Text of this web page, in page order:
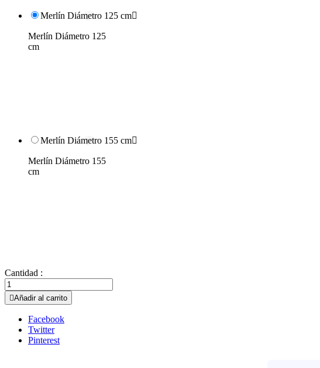
Merlín Diámetro 125 cm
Merlín Diámetro 125
cm
Merlín Diámetro 155 cm
Merlín Diámetro 155
cm
Cantidad :
Añadir al carrito
Facebook
Twitter
Pinterest